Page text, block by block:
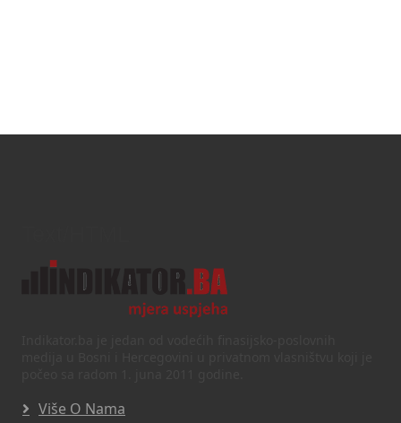
Više O Nama